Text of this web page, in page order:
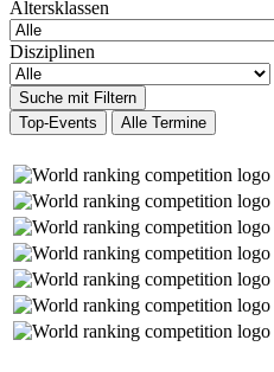
Altersklassen
Disziplinen
Suche mit Filtern
Top-Events
Alle Termine